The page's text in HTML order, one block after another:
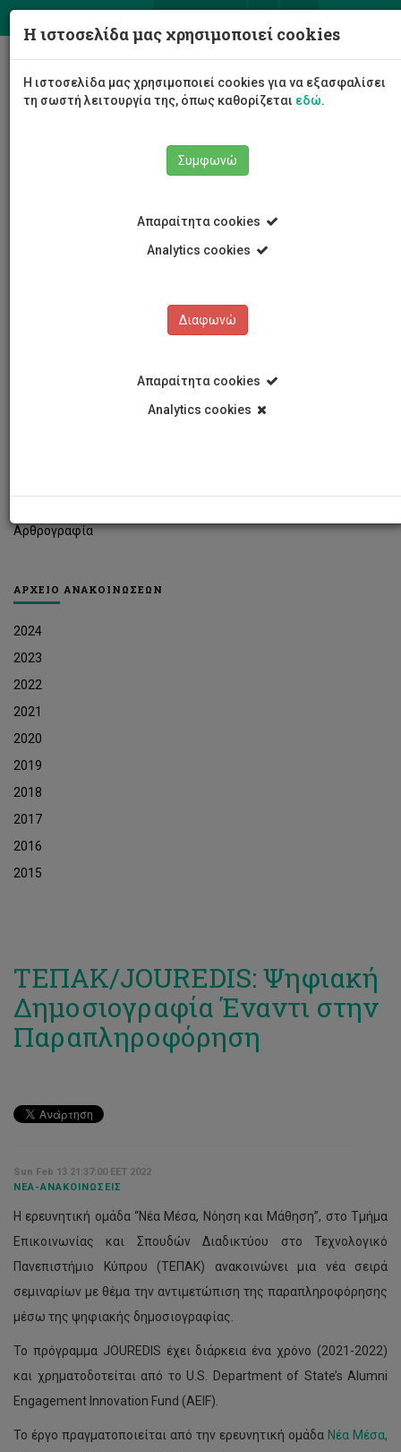
Αρθρογραφία
ΑΡΧΕΙΟ ΑΝΑΚΟΙΝΩΣΕΩΝ
2024
2023
2022
2021
2020
2019
2018
2017
2016
2015
ΤΕΠΑΚ/JOUREDIS: Ψηφιακή
Δημοσιογραφία Έναντι στην
Παραπληροφόρηση
Sun Feb 13 21:37:00 EET 2022
ΝΈΑ-ΑΝΑΚΟΙΝΏΣΕΙΣ
Η ερευνητική ομάδα “Νέα Μέσα, Νόηση και Μάθηση”, στο Τμήμα
Επικοινωνίας και Σπουδών Διαδικτύου στο Τεχνολογικό
Πανεπιστήμιο Κύπρου (ΤΕΠΑΚ) ανακοινώνει μια νέα σειρά
σεμιναρίων με θέμα την αντιμετώπιση της παραπληροφόρησης
μέσω της ψηφιακής δημοσιογραφίας.
Το πρόγραμμα JOUREDIS έχει διάρκεια ένα χρόνο (2021-2022)
και χρηματοδοτείται από το U.S. Department of State’s Alumni
Engagement Innovation Fund (AEIF).
Το έργο πραγματοποιείται από την ερευνητική ομάδα Νέα Μέσα,
Η ιστοσελίδα μας χρησιμοποιεί cookies
Η ιστοσελίδα μας χρησιμοποιεί cookies για να εξασφαλίσει
τη σωστή λειτουργία της, όπως καθορίζεται εδώ.
Συμφωνώ
Απαραίτητα cookies
Analytics cookies
Διαφωνώ
Απαραίτητα cookies
Analytics cookies